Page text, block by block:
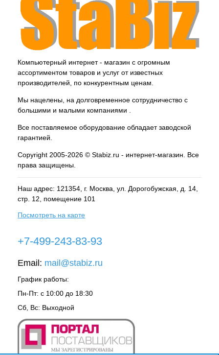
Компьютерный интернет - магазин с огромным
ассортиментом товаров и услуг от известных
производителей, по конкурентным ценам.
Мы нацелены, на долговременное сотрудничество с
большими и малыми компаниями .
Все поставляемое оборудование обладает заводской
гарантией.
Copyright 2005-2026 © Stabiz.ru - интернет-магазин. Все
права защищены.
Наш адрес: 121354, г. Москва , ул. Дорогобужская, д. 14,
стр. 12, помещение 101
Посмотреть на карте
+7-499-243-83-93
Email: mail@stabiz.ru
График работы:
Пн-Пт: с 10:00 до 18:30
Сб, Вс: Выходной